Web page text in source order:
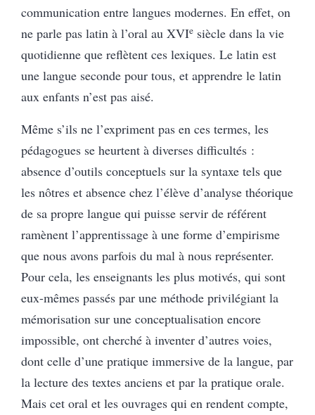
communication entre langues modernes. En effet, on
ne parle pas latin à l’oral au XVIe siècle dans la vie
quotidienne que reflètent ces lexiques. Le latin est
une langue seconde pour tous, et apprendre le latin
aux enfants n’est pas aisé.
Même s’ils ne l’expriment pas en ces termes, les
pédagogues se heurtent à diverses difficultés :
absence d’outils conceptuels sur la syntaxe tels que
les nôtres et absence chez l’élève d’analyse théorique
de sa propre langue qui puisse servir de référent
ramènent l’apprentissage à une forme d’empirisme
que nous avons parfois du mal à nous représenter.
Pour cela, les enseignants les plus motivés, qui sont
eux-mêmes passés par une méthode privilégiant la
mémorisation sur une conceptualisation encore
impossible, ont cherché à inventer d’autres voies,
dont celle d’une pratique immersive de la langue, par
la lecture des textes anciens et par la pratique orale.
Mais cet oral et les ouvrages qui en rendent compte,